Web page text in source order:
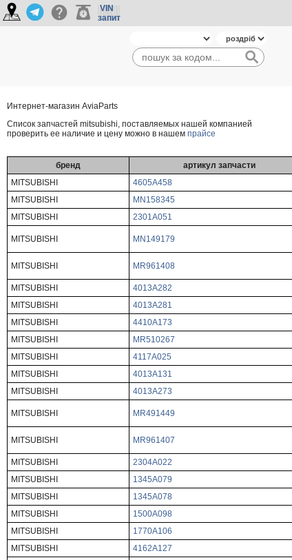
VIN
запит
Интернет-магазин AviaParts
Cписок запчастей mitsubishi, поставляемых нашей компанией
проверить ее наличие и цену можно в нашем прайсе
бренд артикул запчасти
MITSUBISHI
4605A458
MITSUBISHI
MN158345
MITSUBISHI
2301A051
MITSUBISHI MN149179
MITSUBISHI MR961408
MITSUBISHI
4013A282
MITSUBISHI
4013A281
MITSUBISHI
4410A173
MITSUBISHI
MR510267
MITSUBISHI
4117A025
MITSUBISHI
4013A131
MITSUBISHI
4013A273
MITSUBISHI MR491449
MITSUBISHI MR961407
MITSUBISHI
2304A022
MITSUBISHI
1345A079
MITSUBISHI
1345A078
MITSUBISHI
1500A098
MITSUBISHI
1770A106
MITSUBISHI
4162A127